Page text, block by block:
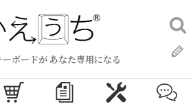
ボードが あなた専用になる
検
索: